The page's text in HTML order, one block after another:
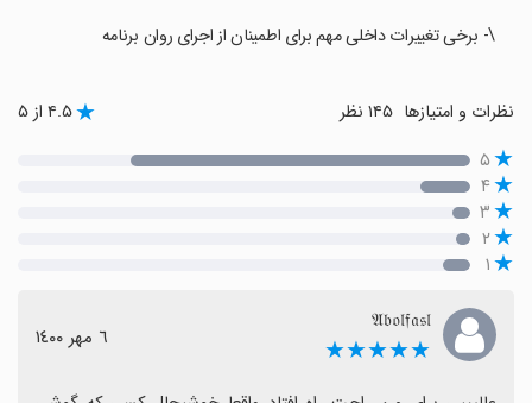
\- برخی تغییرات داخلی مهم برای اطمینان از اجرای روان برنامه
نظرات و امتیازها ۴.۵ از ۵
۵
۴
۳
۲
۱
𝔄𝔟𝔬𝔩𝔣𝔞𝔰𝔩
★★★★★ ٦ مهر ١٤٠٠